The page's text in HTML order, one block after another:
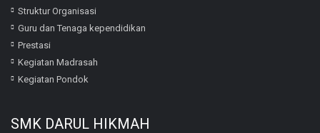
Struktur Organisasi
Guru dan Tenaga kependidikan
Prestasi
Kegiatan Madrasah
Kegiatan Pondok
SMK DARUL HIKMAH